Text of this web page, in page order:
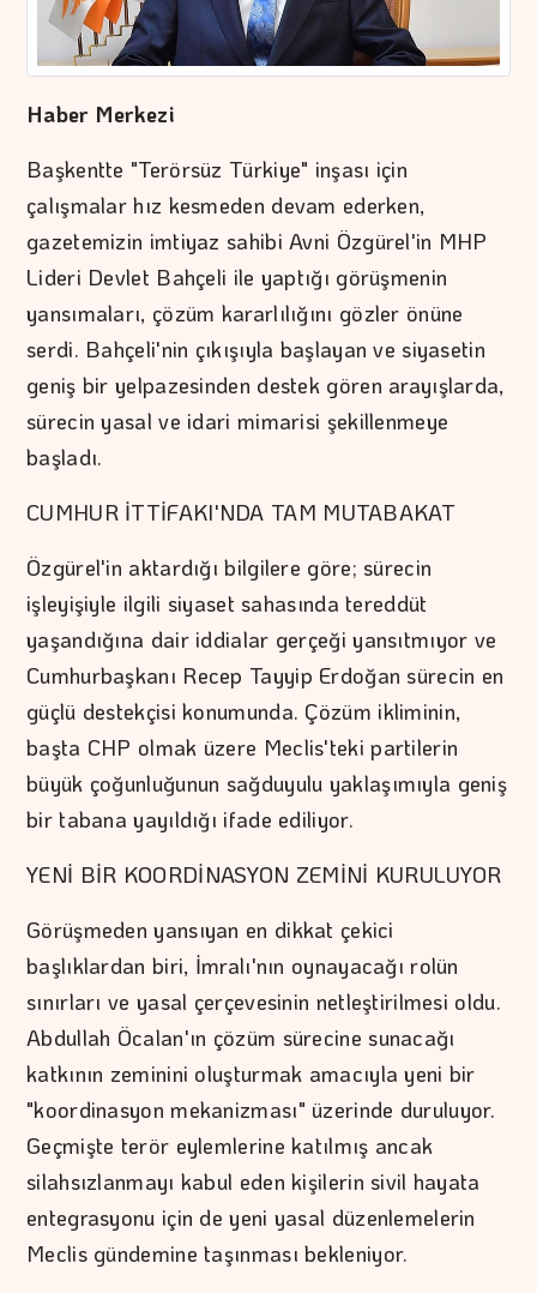
Haber Merkezi
Başkentte "Terörsüz Türkiye" inşası için
çalışmalar hız kesmeden devam ederken,
gazetemizin imtiyaz sahibi Avni Özgürel'in MHP
Lideri Devlet Bahçeli ile yaptığı görüşmenin
yansımaları, çözüm kararlılığını gözler önüne
serdi. Bahçeli'nin çıkışıyla başlayan ve siyasetin
geniş bir yelpazesinden destek gören arayışlarda,
sürecin yasal ve idari mimarisi şekillenmeye
başladı.
CUMHUR İTTİFAKI'NDA TAM MUTABAKAT
Özgürel'in aktardığı bilgilere göre; sürecin
işleyişiyle ilgili siyaset sahasında tereddüt
yaşandığına dair iddialar gerçeği yansıtmıyor ve
Cumhurbaşkanı Recep Tayyip Erdoğan sürecin en
güçlü destekçisi konumunda. Çözüm ikliminin,
başta CHP olmak üzere Meclis'teki partilerin
büyük çoğunluğunun sağduyulu yaklaşımıyla geniş
bir tabana yayıldığı ifade ediliyor.
YENİ BİR KOORDİNASYON ZEMİNİ KURULUYOR
Görüşmeden yansıyan en dikkat çekici
başlıklardan biri, İmralı'nın oynayacağı rolün
sınırları ve yasal çerçevesinin netleştirilmesi oldu.
Abdullah Öcalan'ın çözüm sürecine sunacağı
katkının zeminini oluşturmak amacıyla yeni bir
"koordinasyon mekanizması" üzerinde duruluyor.
Geçmişte terör eylemlerine katılmış ancak
silahsızlanmayı kabul eden kişilerin sivil hayata
entegrasyonu için de yeni yasal düzenlemelerin
Meclis gündemine taşınması bekleniyor.